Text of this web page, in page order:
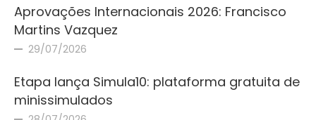
Aprovações Internacionais 2026: Francisco
Martins Vazquez
29/07/2026
Etapa lança Simula10: plataforma gratuita de
minissimulados